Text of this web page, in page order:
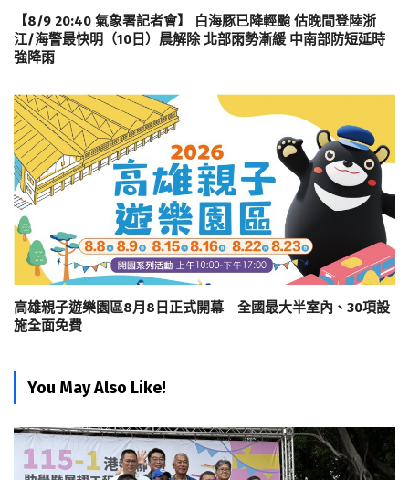
【8/9 20:40 氣象署記者會】 白海豚已降輕颱 估晚間登陸浙
江/海警最快明（10日）晨解除 北部雨勢漸緩 中南部防短延時
強降雨
高雄親子遊樂園區8月8日正式開幕 全國最大半室內、30項設
施全面免費
You May Also Like!